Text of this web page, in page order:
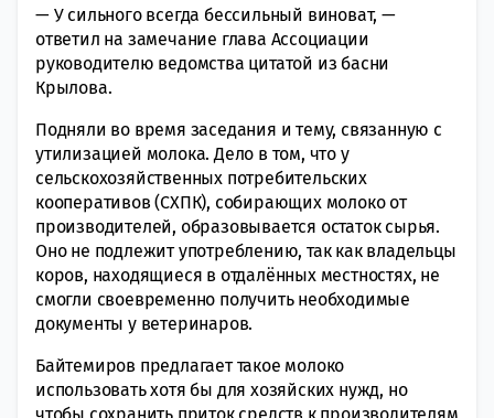
— У сильного всегда бессильный виноват, —
ответил на замечание глава Ассоциации
руководителю ведомства цитатой из басни
Крылова.
Подняли во время заседания и тему, связанную с
утилизацией молока. Дело в том, что у
сельскохозяйственных потребительских
кооперативов (СХПК), собирающих молоко от
производителей, образовывается остаток сырья.
Оно не подлежит употреблению, так как владельцы
коров, находящиеся в отдалённых местностях, не
смогли своевременно получить необходимые
документы у ветеринаров.
Байтемиров предлагает такое молоко
использовать хотя бы для хозяйских нужд, но